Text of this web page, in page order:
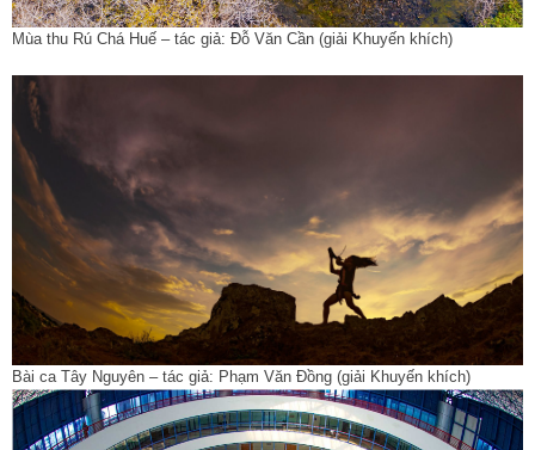
Mùa thu Rú Chá Huế – tác giả: Đỗ Văn Cần (giải Khuyến khích)
Bài ca Tây Nguyên – tác giả: Phạm Văn Đồng (giải Khuyến khích)